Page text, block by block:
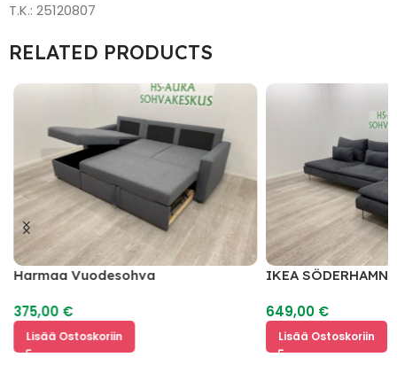
T.K.: 25120807
RELATED PRODUCTS
Harmaa Vuodesohva
375,00 €
Lisää Ostoskoriin
IKEA
649,00 €
Lisää Ostoskoriin